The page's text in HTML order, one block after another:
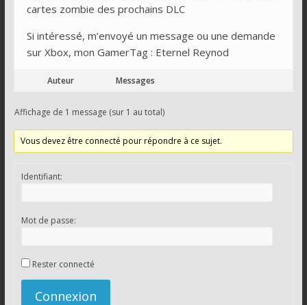
cartes zombie des prochains DLC
Si intéressé, m’envoyé un message ou une demande
sur Xbox, mon GamerTag : Eternel Reynod
Auteur Messages
Affichage de 1 message (sur 1 au total)
Vous devez être connecté pour répondre à ce sujet.
Identifiant:
Mot de passe:
Rester connecté
Connexion